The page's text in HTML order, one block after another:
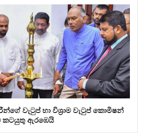
වැටුප් හා විශ්‍රාම වැටුප් කොමිෂන්
කටයුතු ඇරඹෙයි